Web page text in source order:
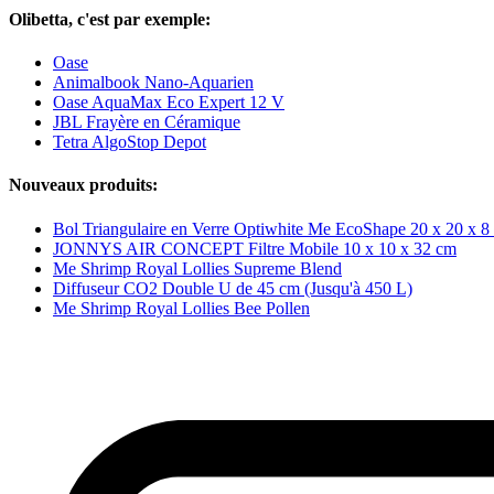
Olibetta, c'est par exemple:
Oase
Animalbook Nano-Aquarien
Oase AquaMax Eco Expert 12 V
JBL Frayère en Céramique
Tetra AlgoStop Depot
Nouveaux produits:
Bol Triangulaire en Verre Optiwhite Me EcoShape 20 x 20 x
JONNYS AIR CONCEPT Filtre Mobile 10 x 10 x 32 cm
Me Shrimp Royal Lollies Supreme Blend
Diffuseur CO2 Double U de 45 cm (Jusqu'à 450 L)
Me Shrimp Royal Lollies Bee Pollen